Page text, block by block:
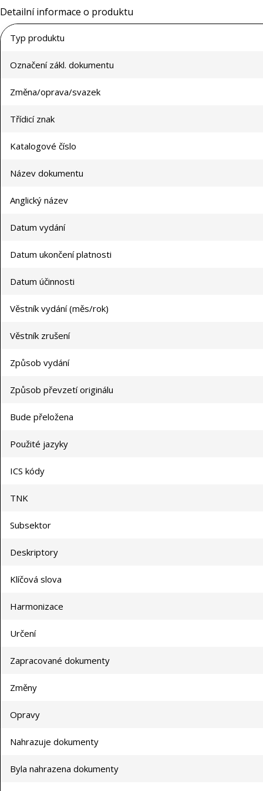
Detailní informace o produktu
Typ produktu
Označení zákl. dokumentu
Změna/oprava/svazek
Třídicí znak
Katalogové číslo
Název dokumentu
Anglický název
Datum vydání
Datum ukončení platnosti
Datum účinnosti
Věstník vydání (měs/rok)
Věstník zrušení
Způsob vydání
Způsob převzetí originálu
Bude přeložena
Použité jazyky
ICS kódy
TNK
Subsektor
Deskriptory
Klíčová slova
Harmonizace
Určení
Zapracované dokumenty
Změny
Opravy
Nahrazuje dokumenty
Byla nahrazena dokumenty